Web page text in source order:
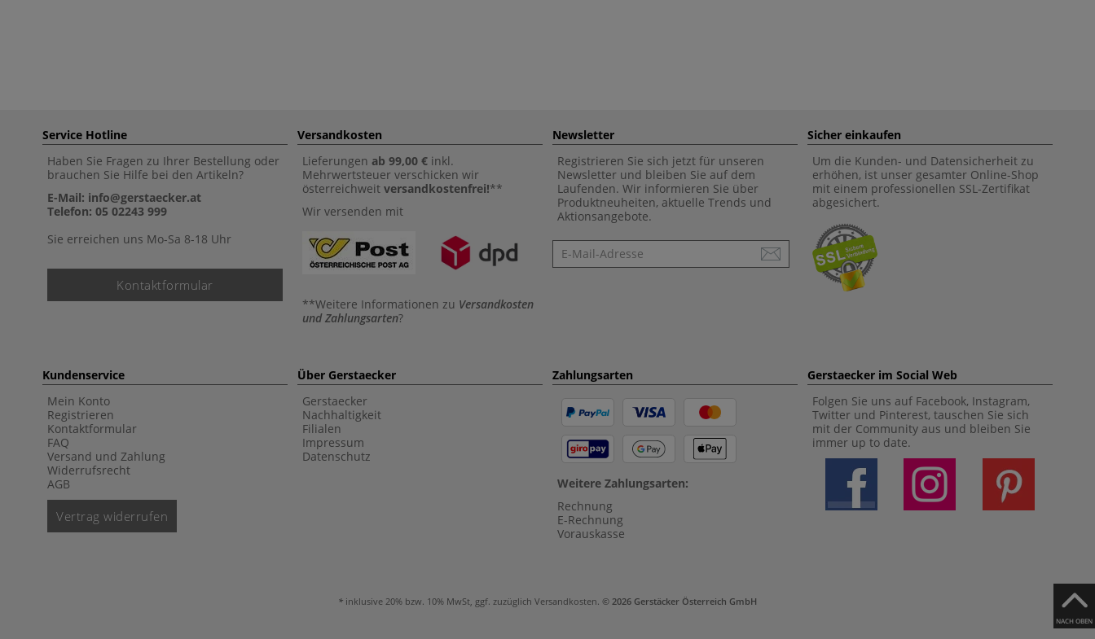
NACH OBEN
Service Hotline
Haben Sie Fragen zu Ihrer Bestellung oder
brauchen Sie Hilfe bei den Artikeln?
E-Mail: info@gerstaecker.at
Telefon: 05 02243 999
Sie erreichen uns Mo-Sa 8-18 Uhr
Kontaktformular
Versandkosten
Lieferungen ab 99,00 € inkl.
Mehrwertsteuer verschicken wir
österreichweit versandkostenfrei!**
Wir versenden mit
**Weitere Informationen zu Versandkosten
und Zahlungsarten?
Newsletter
Registrieren Sie sich jetzt für unseren
Newsletter und bleiben Sie auf dem
Laufenden. Wir informieren Sie über
Produktneuheiten, aktuelle Trends und
Aktionsangebote.
Newsletter
Sicher einkaufen
Um die Kunden- und Datensicherheit zu
erhöhen, ist unser gesamter Online-Shop
mit einem professionellen SSL-Zertifikat
abgesichert.
Kundenservice
Mein Konto
Registrieren
Kontaktformular
FAQ
Versand und Zahlung
Widerrufsrecht
AGB
Vertrag widerrufen
Über Gerstaecker
Gerstaecker
Nachhaltigkeit
Filialen
Impressum
Datenschutz
Zahlungsarten
Weitere Zahlungsarten:
Rechnung
E-Rechnung
Vorauskasse
Gerstaecker im Social Web
Folgen Sie uns auf Facebook, Instagram,
Twitter und Pinterest, tauschen Sie sich
mit der Community aus und bleiben Sie
immer up to date.
inklusive 20% bzw. 10% MwSt, ggf. zuzüglich Versandkosten. © 2026 Gerstäcker Österreich GmbH